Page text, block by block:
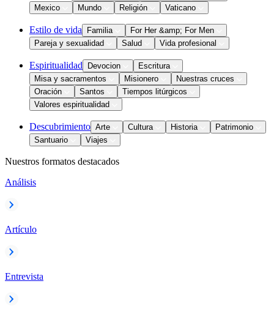
Mexico
Mundo Religión Vaticano
Estilo de vida Familia
For Her &amp; For Men
Pareja y sexualidad
Salud Vida profesional
Espiritualidad Devocion
Escritura
Misa y sacramentos
Misionero
Nuestras cruces
Oración
Santos
Tiempos litúrgicos
Valores espiritualidad
Descubrimiento Arte Cultura Historia
Patrimonio
Santuario
Viajes
Nuestros formatos destacados
Análisis
Artículo
Entrevista